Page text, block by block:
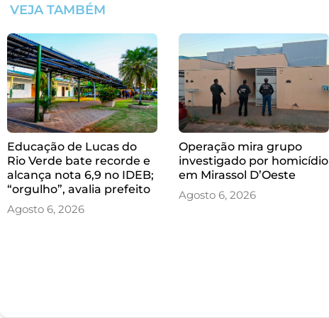
VEJA TAMBÉM
Educação de Lucas do
Rio Verde bate recorde e
alcança nota 6,9 no IDEB;
“orgulho”, avalia prefeito
Agosto 6, 2026
Operação mira grupo
investigado por homicídio
em Mirassol D’Oeste
Agosto 6, 2026